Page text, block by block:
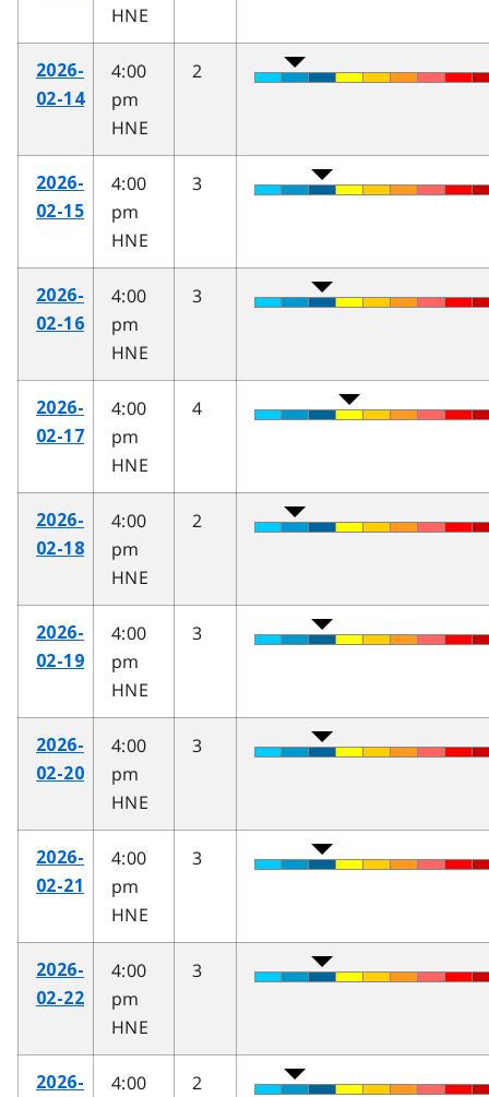
HNE
2026-
02-14
4:00
pm
HNE
2
2026-
02-15
4:00
pm
HNE
3
2026-
02-16
4:00
pm
HNE
3
2026-
02-17
4:00
pm
HNE
4
2026-
02-18
4:00
pm
HNE
2
2026-
02-19
4:00
pm
HNE
3
2026-
02-20
4:00
pm
HNE
3
2026-
02-21
4:00
pm
HNE
3
2026-
02-22
4:00
pm
HNE
3
2026-
4:00
2